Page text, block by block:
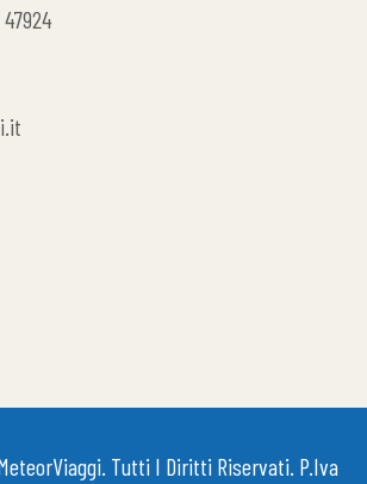
. Tutti I Diritti Riservati. P.iva